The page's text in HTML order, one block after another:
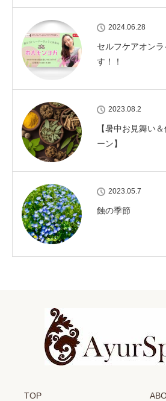
2024.06.28
セルフケアオン
す！！
2023.08.2
【暑中お見舞い
ーン】
2023.05.7
蝕の季節
TOP